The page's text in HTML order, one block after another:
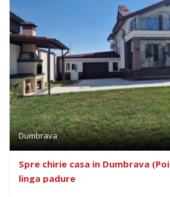
Dumbrava
Spre chirie casa in Dumbrava
linga padure